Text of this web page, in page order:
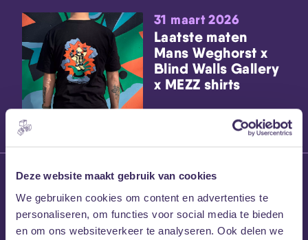
Deze website maakt gebruik van cookies
We gebruiken cookies om content en advertenties te
personaliseren, om functies voor social media te bieden
en om ons websiteverkeer te analyseren. Ook delen we
31 maart 2026
Laatste maten
Mans Weghorst x
Blind Walls Gallery
x MEZZ shirts
27 maart 2026
Willem’s Blog:
Frans Kalf